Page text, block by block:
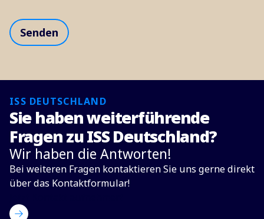
ISS DEUTSCHLAND
Sie haben weiterführende
Fragen zu ISS Deutschland?
Wir haben die Antworten!
Bei weiteren Fragen kontaktieren Sie uns gerne direkt
über das Kontaktformular!